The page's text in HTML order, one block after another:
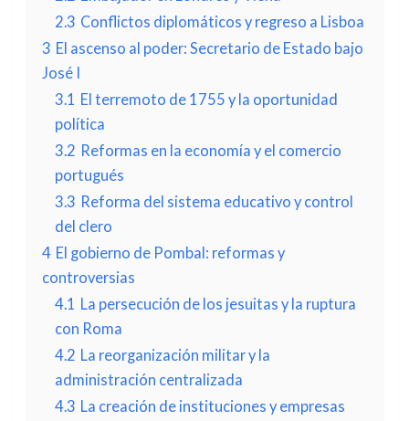
2.3 Conflictos diplomáticos y regreso a Lisboa
3 El ascenso al poder: Secretario de Estado bajo
José I
3.1 El terremoto de 1755 y la oportunidad
política
3.2 Reformas en la economía y el comercio
portugués
3.3 Reforma del sistema educativo y control
del clero
4 El gobierno de Pombal: reformas y
controversias
4.1 La persecución de los jesuitas y la ruptura
con Roma
4.2 La reorganización militar y la
administración centralizada
4.3 La creación de instituciones y empresas